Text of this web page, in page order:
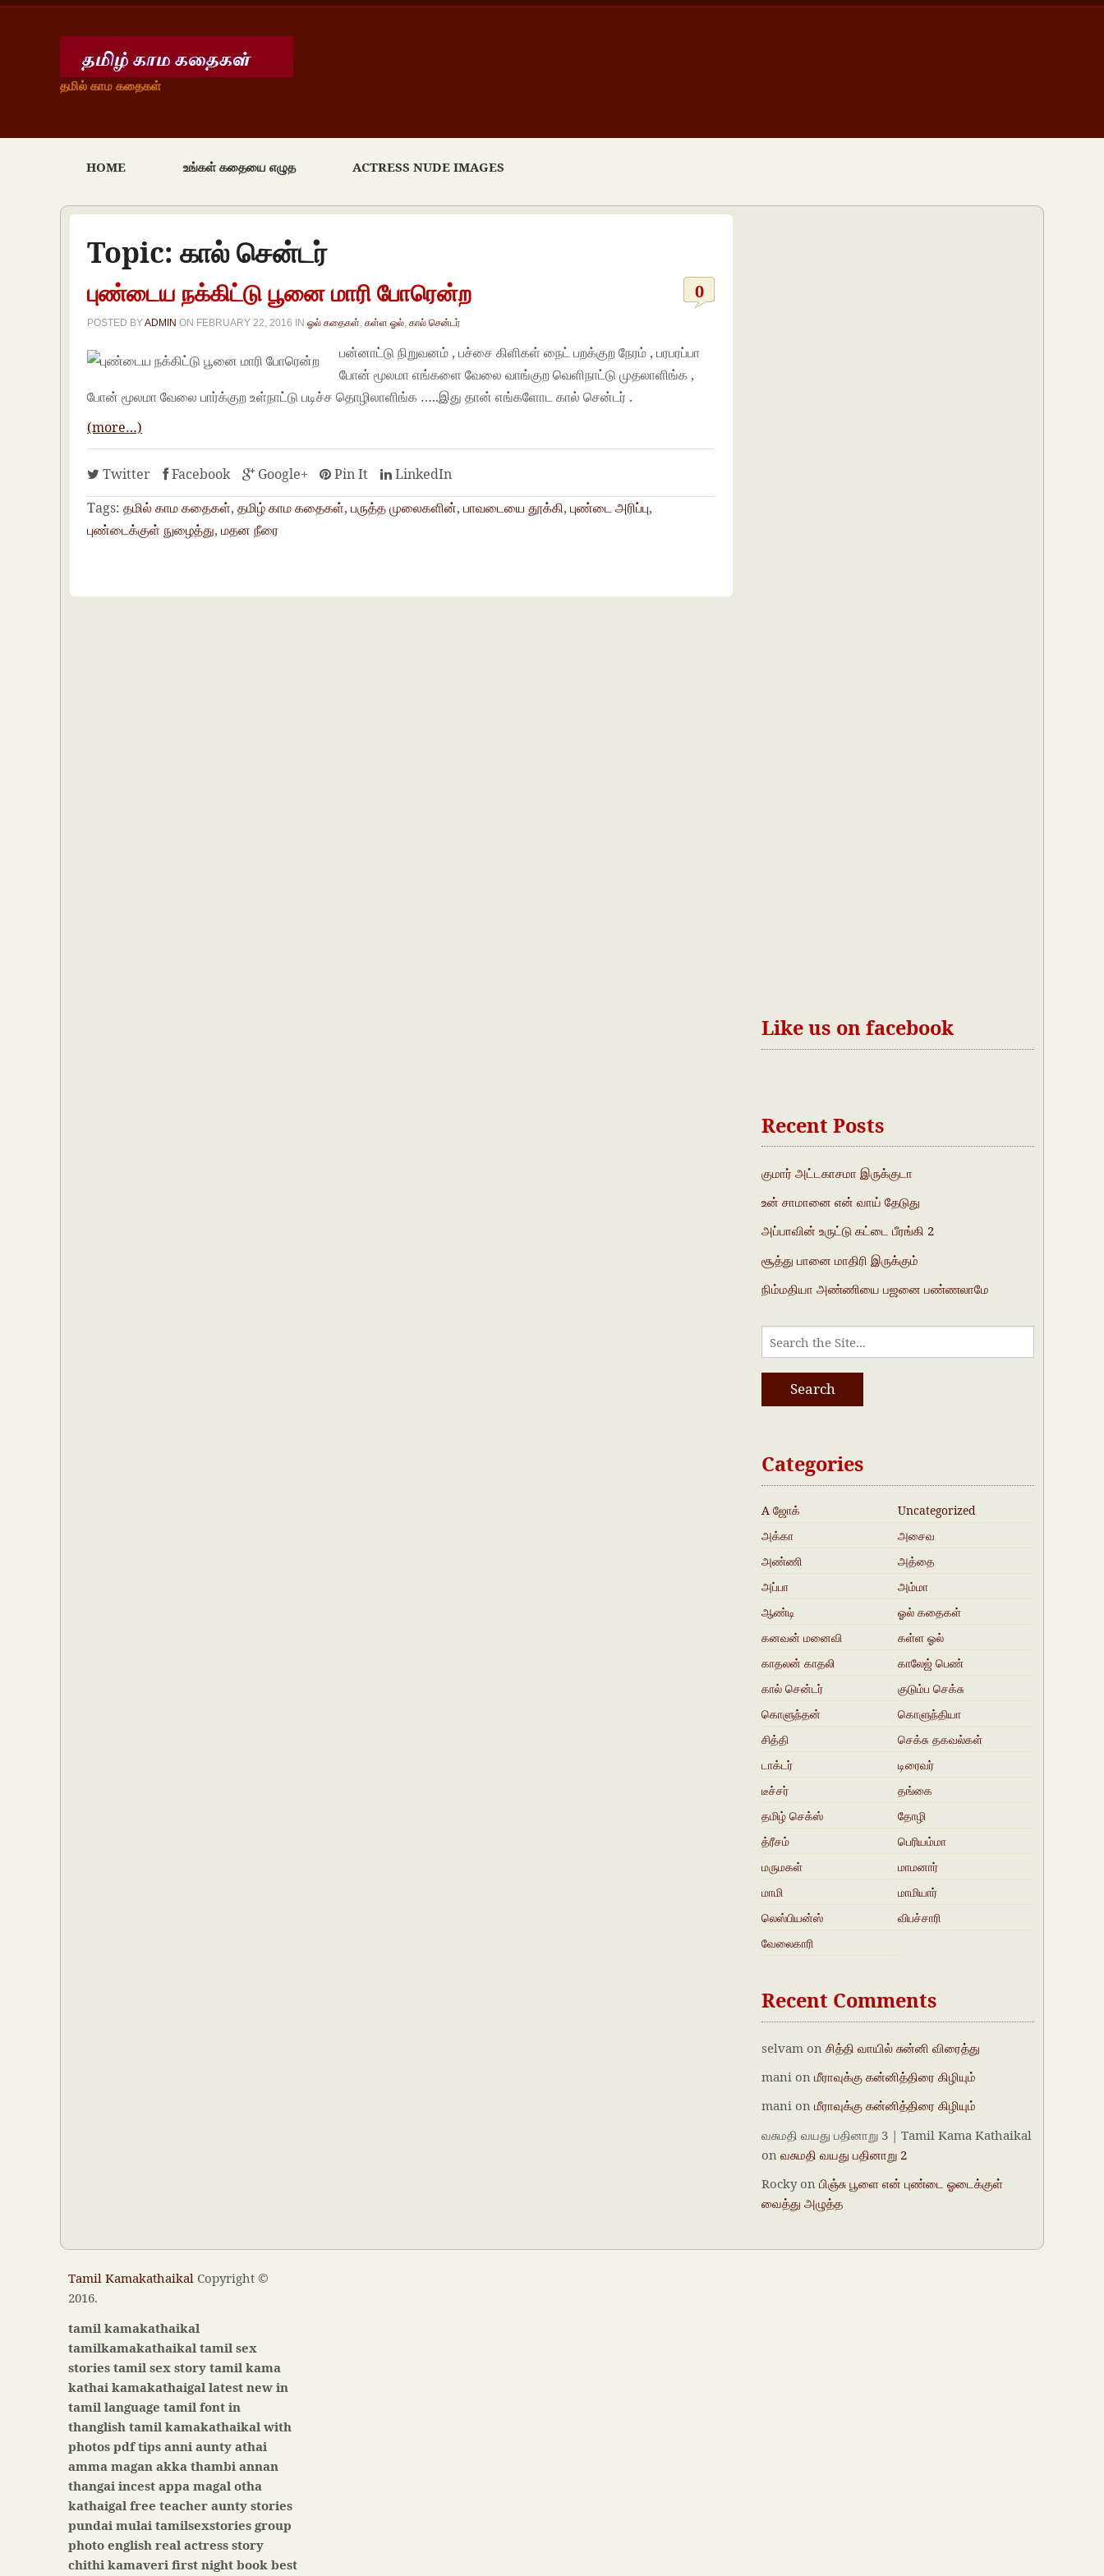
தமில் காம கதைகள்
HOME உங்கள் கதையை எழுத ACTRESS NUDE IMAGES
Topic: கால் சென்டர்
புண்டைய நக்கிட்டு பூனை மாரி போரென்ற 0
POSTED BYADMIN ON FEBRUARY 22, 2016 INஓல் கதைகள் ,கள்ள ஓல் ,கால் சென்டர்
பன்னாட்டு நிறுவனம் , பச்சை கிளிகள் நைட் பறக்குற நேரம் , பரபரப்பா
போன் மூலமா எங்களை வேலை வாங்குற வெளிநாட்டு முதலாளிங்க ,
போன் மூலமா வேலை பார்க்குற உள்நாட்டு படிச்ச தொழிலாளிங்க …..இது தான் எங்களோட கால் சென்டர் .
(more…)
Twitter Facebook Google+ Pin It
LinkedIn
Tags: தமில் காம கதைகள்,தமிழ் காம கதைகள்,பருத்த முலைகளின்,பாவடையை தூக்கி,புண்டை அரிப்பு,
புண்டைக்குள் நுழைத்து,மதன நீரை
Like us on facebook
Recent Posts
குமார் அட்டகாசமா இருக்குடா
உன் சாமானை என் வாய் தேடுது
அப்பாவின் உருட்டு கட்டை பீரங்கி 2
சூத்து பானை மாதிரி இருக்கும்
நிம்மதியா அண்ணியை பஜனை பண்ணலாமே
Categories
A ஜோக்
Uncategorized
அக்கா
அசைவ
நகைச்சுவை
அண்ணி
அத்தை
அப்பா
அம்மா
ஆண்டி
ஓல் கதைகள்
கனவன் மனைவி
கள்ள ஓல்
காதலன் காதலி
காலேஜ் பெண்
கால் சென்டர்
குடும்ப செக்சு
கதைகள்
கொளுந்தன்
கொளுந்தியா
சித்தி
செக்சு தகவல்கள்
டாக்டர்
டிரைவர்
டீச்சர்
தங்கை
தமிழ் செக்ஸ்
ஜோக்ஸ்
தோழி
த்ரீசம்
பெரியம்மா
மருமகள்
மாமனார்‍‍
மாமி
மாமியார்
லெஸ்பியன்ஸ்
விபச்சாரி
வேலைகாரி
Recent Comments
selvam onசித்தி வாயில் சுன்னி விரைத்து
mani onமீராவுக்கு கன்னித்திரை கிழியும்
mani onமீராவுக்கு கன்னித்திரை கிழியும்
வசுமதி வயது பதினாறு 3 | Tamil Kama Kathaikal
onவசுமதி வயது பதினாறு 2
Rockyonபிஞ்சு பூளை என் புண்டை ஓடைக்குள்
வைத்து அழுத்த
Tamil Kamakathaikal Copyright ©
2016.
tamil kamakathaikal
tamilkamakathaikal tamil sex
stories tamil sex story tamil kama
kathai kamakathaigal latest new in
tamil language tamil font in
thanglish tamil kamakathaikal with
photos pdf tips anni aunty athai
amma magan akka thambi annan
thangai incest appa magal otha
kathaigal free teacher aunty stories
pundai mulai tamilsexstories group
photo english real actress story
chithi kamaveri first night book best